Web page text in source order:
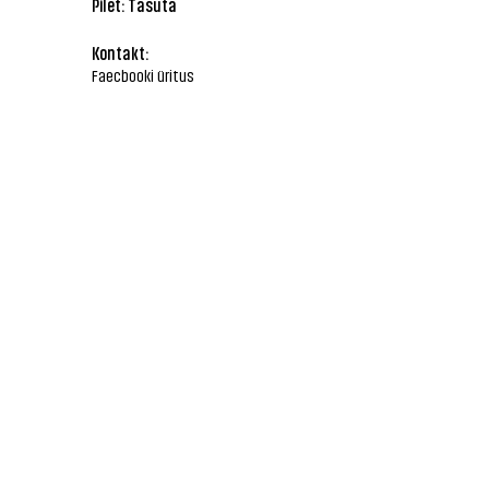
Pilet: Tasuta
Kontakt:
Faecbooki üritus